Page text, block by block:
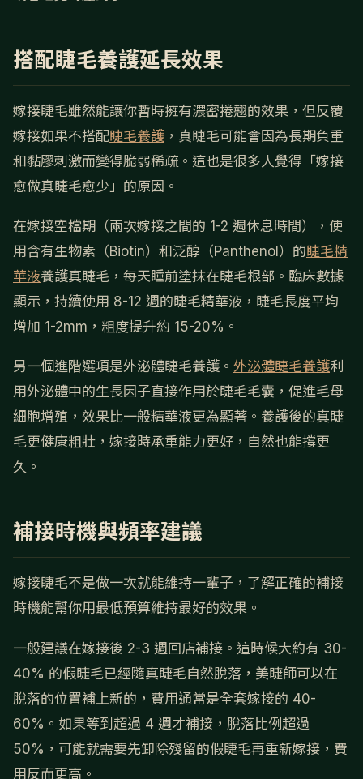
搭配睫毛養護延長效果
嫁接睫毛雖然能讓你暫時擁有濃密捲翹的效果，但反覆
嫁接如果不搭配睫毛養護 ，真睫毛可能會因為長期負重
和黏膠刺激而變得脆弱稀疏。這也是很多人覺得「嫁接
愈做真睫毛愈少」的原因。
在嫁接空檔期（兩次嫁接之間的 1-2 週休息時間），使
用含有生物素（Biotin）和泛醇（Panthenol）的睫毛精
華液養護真睫毛，每天睡前塗抹在睫毛根部。臨床數據
顯示，持續使用 8-12 週的睫毛精華液，睫毛長度平均
增加 1-2mm，粗度提升約 15-20%。
另一個進階選項是外泌體睫毛養護。 外泌體睫毛養護利
用外泌體中的生長因子直接作用於睫毛毛囊，促進毛母
細胞增殖，效果比一般精華液更為顯著。養護後的真睫
毛更健康粗壯，嫁接時承重能力更好，自然也能撐更
久。
補接時機與頻率建議
嫁接睫毛不是做一次就能維持一輩子，了解正確的補接
時機能幫你用最低預算維持最好的效果。
一般建議在嫁接後 2-3 週回店補接。這時候大約有 30-
40% 的假睫毛已經隨真睫毛自然脫落，美睫師可以在
脫落的位置補上新的，費用通常是全套嫁接的 40-
60%。如果等到超過 4 週才補接，脫落比例超過
50%，可能就需要先卸除殘留的假睫毛再重新嫁接，費
用反而更高。